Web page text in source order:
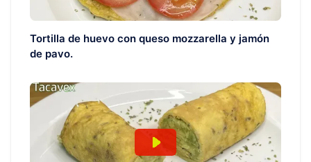
Tortilla de huevo con queso mozzarella y jamón
de pavo.